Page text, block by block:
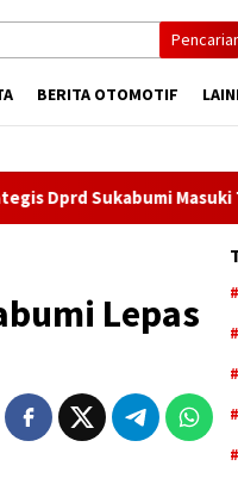
BERITA OTOMOTIF
Sukabumi Masuki Tahap
Lepas